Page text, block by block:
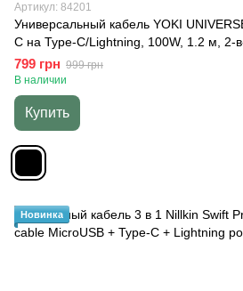
Артикул: 84201
Универсальный кабель YOKI
C на Type-C/Lightning, 100W, 1.2 м, 2-
ноутбуков, смартфонов и планшетов,
799 грн 999 грн
В наличии
Купить
Новинка